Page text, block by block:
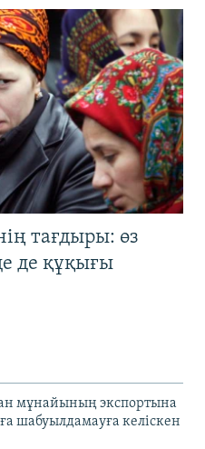
тағдыры: өз
де құқығы
мұнайының экспортына
шабуылдамауға келіскен